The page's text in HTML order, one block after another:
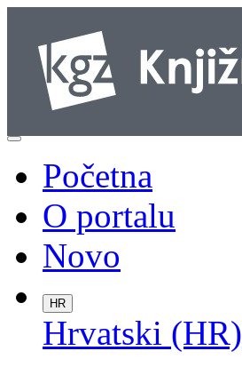
Početna
O portalu
Novo
HR
Hrvatski (HR)